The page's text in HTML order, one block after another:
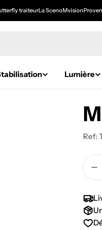
traiteurLa ScenoMvision
Lumière
Ref: